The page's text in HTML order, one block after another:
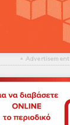
▴ Advertisement